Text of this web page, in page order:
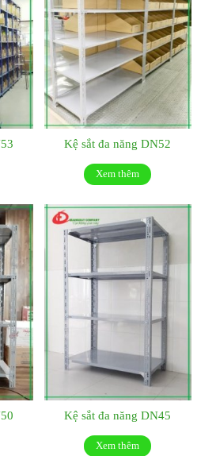
Kệ sắt đa năng DN52
Xem thêm
Kệ sắt đa năng DN45
Xem thêm